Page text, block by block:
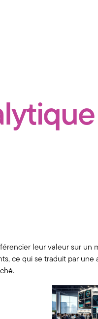
leur valeur sur
ce qui se traduit par